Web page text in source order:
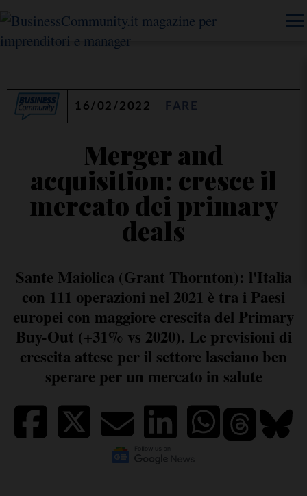
16/02/2022 FARE
Merger and
acquisition: cresce il
mercato dei primary
deals
Sante Maiolica (Grant Thornton): l'Italia
con 111 operazioni nel 2021 è tra i Paesi
europei con maggiore crescita del Primary
Buy-Out (+31% vs 2020). Le previsioni di
crescita attese per il settore lasciano ben
sperare per un mercato in salute